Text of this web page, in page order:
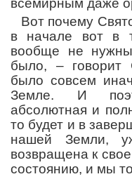
всемирным даже
Вот почему
в начале вот в
вообще не
было, – говорит
было совсем
Земле. И
абсолютная и
то будет и в
нашей Земли,
возвращена к
состоянию, и мы